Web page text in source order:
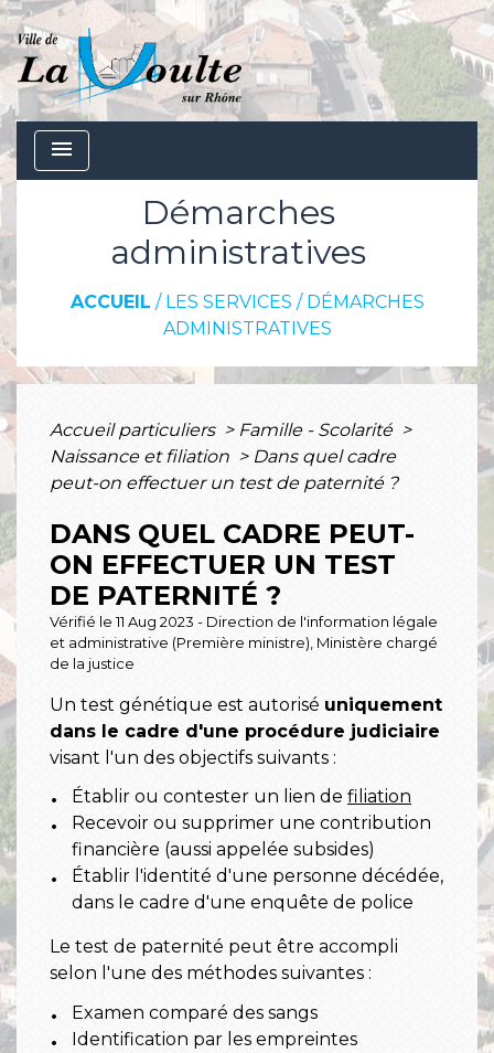
menu
Démarches
administratives
ACCUEIL / LES SERVICES / DÉMARCHES
ADMINISTRATIVES
Accueil particuliers > Famille - Scolarité >
Naissance et filiation > Dans quel cadre
peut-on effectuer un test de paternité ?
DANS QUEL CADRE PEUT-
ON EFFECTUER UN TEST
DE PATERNITÉ ?
Vérifié le 11 Aug 2023 - Direction de l'information légale
et administrative (Première ministre), Ministère chargé
de la justice
Un test génétique est autorisé uniquement
dans le cadre d'une procédure judiciaire
visant l'un des objectifs suivants :
Établir ou contester un lien de filiation
Recevoir ou supprimer une contribution
financière (aussi appelée subsides)
Établir l'identité d'une personne décédée,
dans le cadre d'une enquête de police
Le test de paternité peut être accompli
selon l'une des méthodes suivantes :
Examen comparé des sangs
Identification par les empreintes